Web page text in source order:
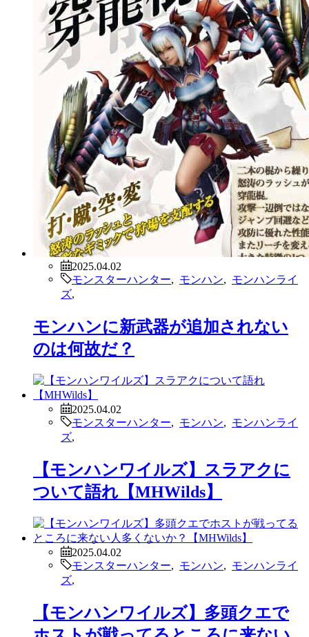
2025.04.02
モンスターハンター
モンハン
モンハンライ
ズ
モンハンに新武器が追加されない
のは何故だ？
2025.04.02
モンスターハンター
モンハン
モンハンライ
ズ
【モンハンワイルズ】スラアクに
ついて語れ【MHWilds】
2025.04.02
モンスターハンター
モンハン
モンハンライ
ズ
【モンハンワイルズ】多頭クエで